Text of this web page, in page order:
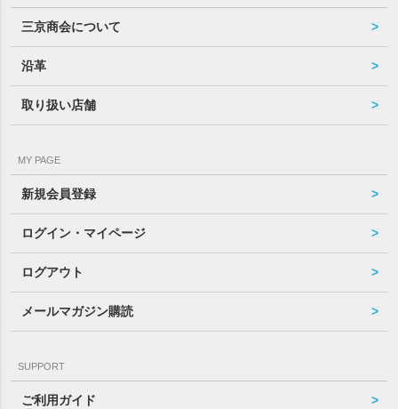
三京商会について
沿革
取り扱い店舗
MY PAGE
新規会員登録
ログイン・マイページ
ログアウト
メールマガジン購読
SUPPORT
ご利用ガイド